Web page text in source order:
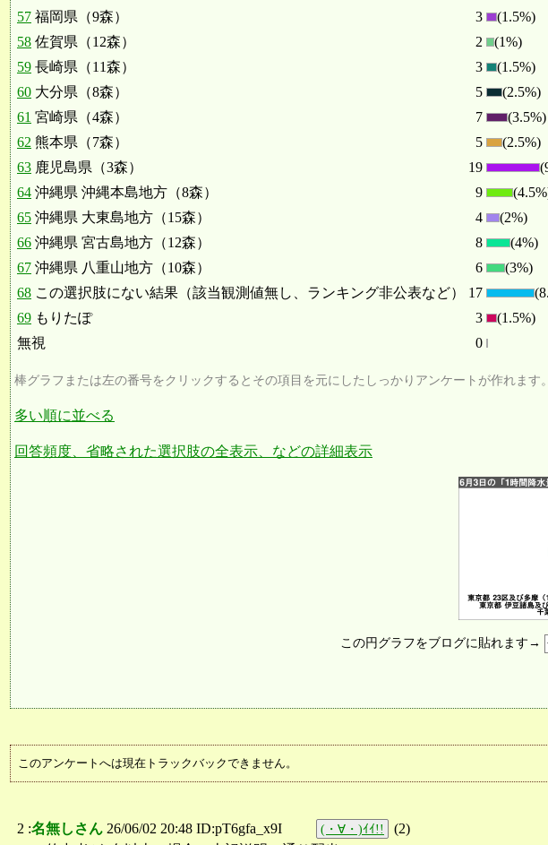
57 福岡県（9森） 3
(1.5%)
58 佐賀県（12森） 2
(1%)
59 長崎県（11森） 3
(1.5%)
60 大分県（8森） 5
(2.5%)
61 宮崎県（4森） 7
(3.5%)
62 熊本県（7森） 5
(2.5%)
63 鹿児島県（3森） 19
64 沖縄県 沖縄本島地方（8森） 9
65 沖縄県 大東島地方（15森） 4
(2%)
66 沖縄県 宮古島地方（12森） 8
(4%)
67 沖縄県 八重山地方（10森） 6
(3%)
68 この選択肢にない結果（該当観測値無し、ランキング非公表など） 17
69 もりたぽ 3
(1.5%)
無視
0
棒グラフまたは左の番号をクリックするとその項目を元にしたしっかりアンケートが作れます。
多い順に並べる
回答頻度、省略された選択肢の全表示、などの詳細表示
この円グラフをブログに貼れます→
このアンケートへは現在トラックバックできません。
2 :名無しさん 26/06/02 20:48 ID:pT6gfa_x9I (・∀・)ｲｲ!! (2)